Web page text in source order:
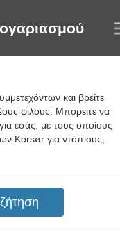
και βρείτε
φίλους. Μπορείτε να
εσάς, με τους οποίους
Korsør για ντόπιους,